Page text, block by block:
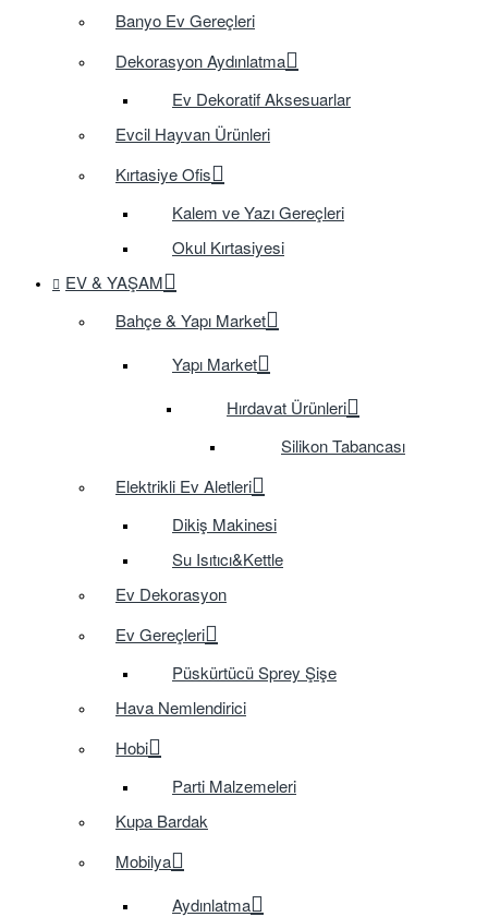
Banyo Ev Gereçleri
Dekorasyon Aydınlatma
Ev Dekoratif Aksesuarlar
Evcil Hayvan Ürünleri
Kırtasiye Ofis
Kalem ve Yazı Gereçleri
Okul Kırtasiyesi
EV & YAŞAM
Bahçe & Yapı Market
Yapı Market
Hırdavat Ürünleri
Silikon Tabancası
Elektrikli Ev Aletleri
Dikiş Makinesi
Su Isıtıcı&Kettle
Ev Dekorasyon
Ev Gereçleri
Püskürtücü Sprey Şişe
Hava Nemlendirici
Hobi
Parti Malzemeleri
Kupa Bardak
Mobilya
Aydınlatma